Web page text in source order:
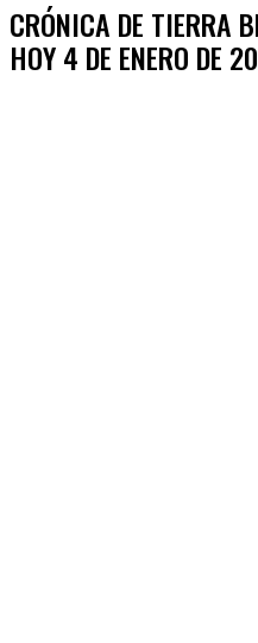
CRÓNICA DE TIERRA
HOY 4 DE ENERO DE